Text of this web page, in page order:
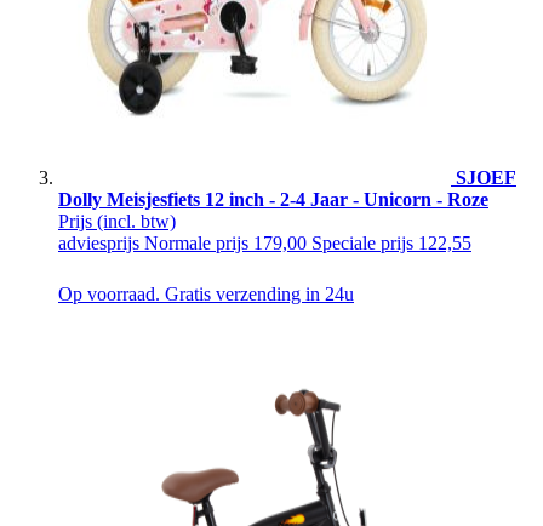
SJOEF
Dolly Meisjesfiets 12 inch - 2-4 Jaar - Unicorn - Roze
Prijs (incl. btw)
adviesprijs Normale prijs 179,00 Speciale prijs 122,55
Op voorraad. Gratis verzending in 24u